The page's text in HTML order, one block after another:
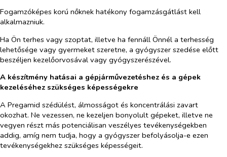
Fogamzóképes korú nőknek hatékony fogamzásgátlást kell
alkalmazniuk.
Ha Ön terhes vagy szoptat, illetve ha fennáll Önnél a terhesség
lehetősége vagy gyermeket szeretne, a gyógyszer szedése előtt
beszéljen kezelőorvosával vagy gyógyszerészével.
A készítmény hatásai a gépjárművezetéshez és a gépek
kezeléséhez szükséges képességekre
A Pregamid szédülést, álmosságot és koncentrálási zavart
okozhat. Ne vezessen, ne kezeljen bonyolult gépeket, illetve ne
vegyen részt más potenciálisan veszélyes tevékenységekben
addig, amíg nem tudja, hogy a gyógyszer befolyásolja-e ezen
tevékenységekhez szükséges képességeit.